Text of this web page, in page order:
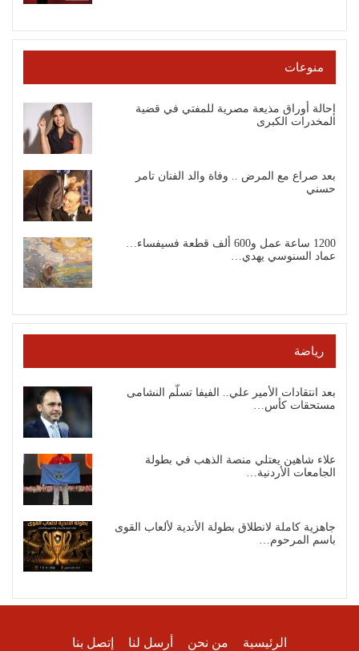
منوعات
إحالة أوراق مذيعة مصرية للمفتي في قضية
المخدرات الكبرى
بعد صراع مع المرض .. وفاة والد الفنان تامر
حسني
1200 ساعة عمل و600 ألف قطعة فسيفساء…
عماد السنوسي يهدي…
رياضة
بعد انتقادات الأمير علي.. الفيفا تسلّم النشامى
مستحقات كأس…
علاء شاهين يعتلي منصة الذهب في بطولة
الجامعات الأردنية…
جاهزية كاملة لانطلاق بطولة الأندية لألعاب القوى
باسم المرحوم…
الرئيسية من نحن أرسل لنا إتصل بنا